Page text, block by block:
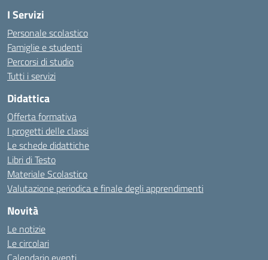
I Servizi
Personale scolastico
Famiglie e studenti
Percorsi di studio
Tutti i servizi
Didattica
Offerta formativa
I progetti delle classi
Le schede didattiche
Libri di Testo
Materiale Scolastico
Valutazione periodica e finale degli apprendimenti
Novità
Le notizie
Le circolari